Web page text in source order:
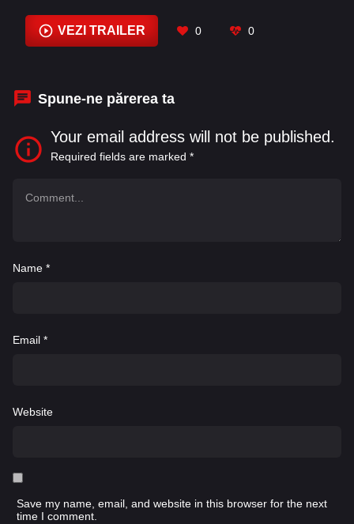
Giagu, Amber Doyle Andrew Monaghan
Bjerre Larsen, Antony Byrne
VEZI TRAILER 0 0
Spune-ne părerea ta
Your email address will not be published.
Required fields are marked *
Name *
Email *
Website
Save my name, email, and website in this browser for the next
time I comment.